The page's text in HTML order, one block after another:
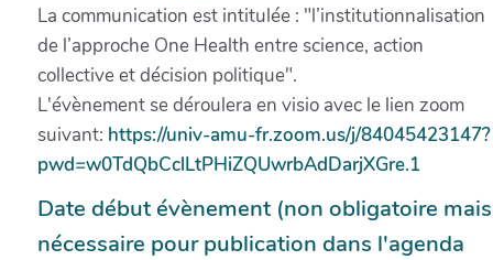
La communication est intitulée : "l’institutionnalisation
de l’approche One Health entre science, action
collective et décision politique".
L'évènement se déroulera en visio avec le lien zoom
suivant: https://univ-amu-fr.zoom.us/j/84045423147?
pwd=w0TdQbCclLtPHiZQUwrbAdDarjXGre.1
Date début évènement (non obligatoire mais
nécessaire pour publication dans l'agenda